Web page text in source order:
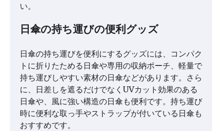
い。
日傘の持ち運びの便利グッズ
日傘の持ち運びを便利にするグッズには、コンパク
トに折りたためる日傘や専用の収納ポーチ、軽量で
持ち運びしやすい素材の日傘などがあります。さら
に、日差しを遮るだけでなくUVカット効果のある
日傘や、風に強い構造の日傘も便利です。持ち運び
時に便利な取っ手やストラップが付いている日傘も
おすすめです。